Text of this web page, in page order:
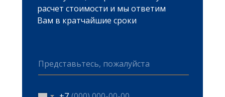
Споры в
конкуренции
расчет стоимости и мы ответим
Вам в кратчайшие сроки